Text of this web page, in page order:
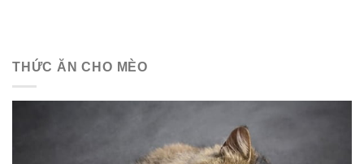
THỨC ĂN CHO MÈO